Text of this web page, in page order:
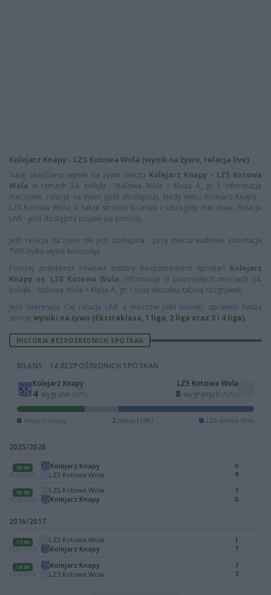
Kolejarz Knapy - LZS Kotowa Wola (wynik na żywo, relacja live)
Tutaj znajdziesz wyniki na żywo meczu Kolejarz Knapy - LZS Kotowa
Wola w ramach 24. kolejki - Stalowa Wola > Klasa A, gr. I. Informacje
meczowe, relacja na żywo (jeśli dostępna), kiedy mecz Kolejarz Knapy -
LZS Kotowa Wola, a także strzelcy bramek i szczegóły meczowe. Relacja
LIVE - jeśli dostępna pojawi się poniżej.
Jeśli relacja na żywo nie jest dostępna - przy meczu widnieje adnotacja
TWK (tylko wynik końcowy)
Poniżej znajdziesz również historę bezpośrednich spotkań Kolejarz
Knapy vs. LZS Kotowa Wola, informacje o pozostałych meczach 24.
kolejki - Stalowa Wola > Klasa A, gr. I oraz aktualną tabelę rozgrywek.
Jeśli interesują Cię relacje LIVE z meczów piłki nożnej, sprawdź naszą
stronę wyniki na żywo (Ekstraklasa, 1 liga, 2 liga oraz 3 i 4 liga).
HISTORIA BEZPOŚREDNICH SPOTKAŃ
BILANS · 14 BEZPOŚREDNICH SPOTKAŃ
Kolejarz Knapy
4 wygrane (29%)
LZS Kotowa Wola
8 wygranych (57%)
Kolejarz Knapy 2 remisy (14%) LZS Kotowa Wola
2025/2026
16:00
30.05.2026
Kolejarz Knapy
LZS Kotowa Wola
0
9
16:00
18.10.2025
LZS Kotowa Wola
Kolejarz Knapy
7
0
2016/2017
17:00
25.06.2017
LZS Kotowa Wola
Kolejarz Knapy
1
7
14:00
13.11.2016
Kolejarz Knapy
LZS Kotowa Wola
7
3